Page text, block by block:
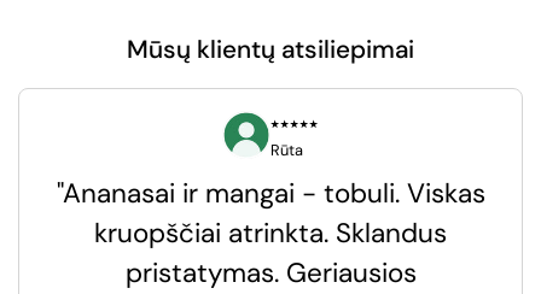
Mūsų klientų atsiliepimai
⭑⭑⭑⭑⭑
Rūta
"Ananasai ir mangai - tobuli. Viskas
kruopščiai atrinkta. Sklandus
pristatymas. Geriausios